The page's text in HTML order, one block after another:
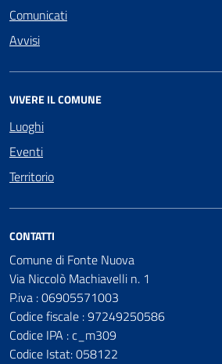
Comunicati
Avvisi
VIVERE IL COMUNE
Luoghi
Eventi
Territorio
CONTATTI
Comune di Fonte Nuova
Via Niccolò Machiavelli n. 1
P.iva : 06905571003
Codice fiscale : 97249250586
Codice IPA : c_m309
Codice Istat: 058122